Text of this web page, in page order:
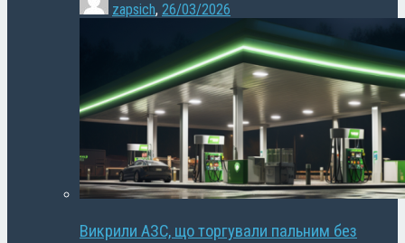
zapsich, 26/03/2026
Викрили АЗС, що торгували пальним без